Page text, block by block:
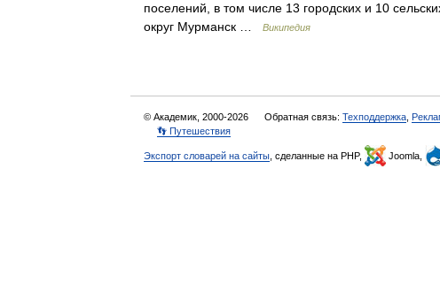
поселений, в том числе 13 городских и 10
округ Мурманск …
Википедия
© Академик, 2000-2026 Обратная связь: Техподдержка
👣 Путешествия
Экспорт словарей на сайты , сделанные на PHP, Joomla,